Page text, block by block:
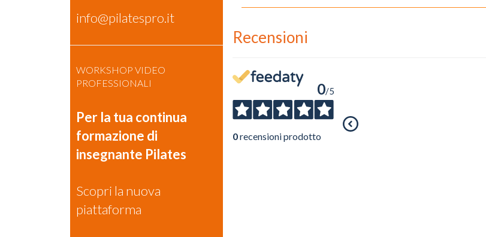
info@pilatespro.it
WORKSHOP VIDEO
PROFESSIONALI
Per la tua continua
formazione di
insegnante Pilates
Scopri la nuova
piattaforma
Recensioni
0/5
0recensioni prodotto